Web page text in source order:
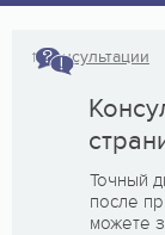
↑Консультации
Точный
после
можете